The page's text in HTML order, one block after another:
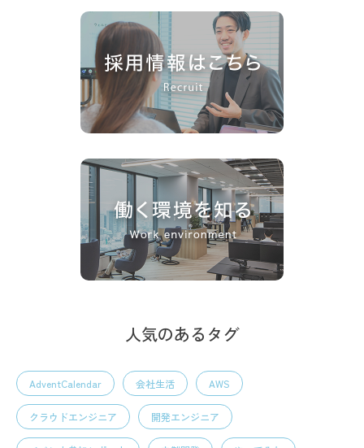
人気のあるタグ
AdventCalendar 会社生活 AWS
クラウドエンジニア 開発エンジニア